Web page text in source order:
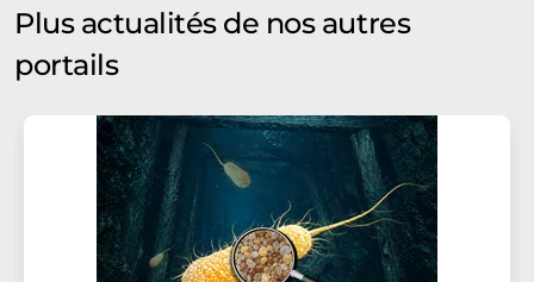
Plus actualités de nos autres
portails